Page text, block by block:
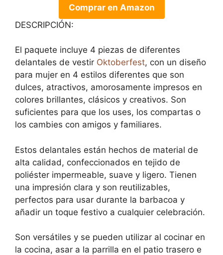
Comprar en Amazon
DESCRIPCIÓN:
El paquete incluye 4 piezas de diferentes
delantales de vestir Oktoberfest, con un diseño
para mujer en 4 estilos diferentes que son
dulces, atractivos, amorosamente impresos en
colores brillantes, clásicos y creativos. Son
suficientes para que los uses, los compartas o
los cambies con amigos y familiares.
Estos delantales están hechos de material de
alta calidad, confeccionados en tejido de
poliéster impermeable, suave y ligero. Tienen
una impresión clara y son reutilizables,
perfectos para usar durante la barbacoa y
añadir un toque festivo a cualquier celebración.
Son versátiles y se pueden utilizar al cocinar en
la cocina, asar a la parrilla en el patio trasero e